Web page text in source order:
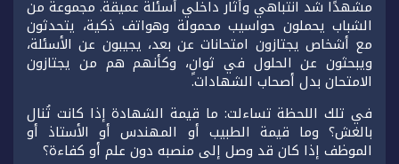
مشهدًا شد انتباهي وأثار داخلي أسئلة عميقة. مجموعة من
الشباب يحملون حواسيب محمولة وهواتف ذكية، يتحدثون
مع أشخاص يجتازون امتحانات عن بعد، يجيبون عن الأسئلة،
ويبحثون عن الحلول في ثوانٍ، وكأنهم هم من يجتازون
الامتحان بدل أصحاب الشهادات.
في تلك اللحظة تساءلت: ما قيمة الشهادة إذا كانت تُنال
بالغش؟ وما قيمة الطبيب أو المهندس أو الأستاذ أو
الموظف إذا كان قد وصل إلى منصبه دون علم أو كفاءة؟